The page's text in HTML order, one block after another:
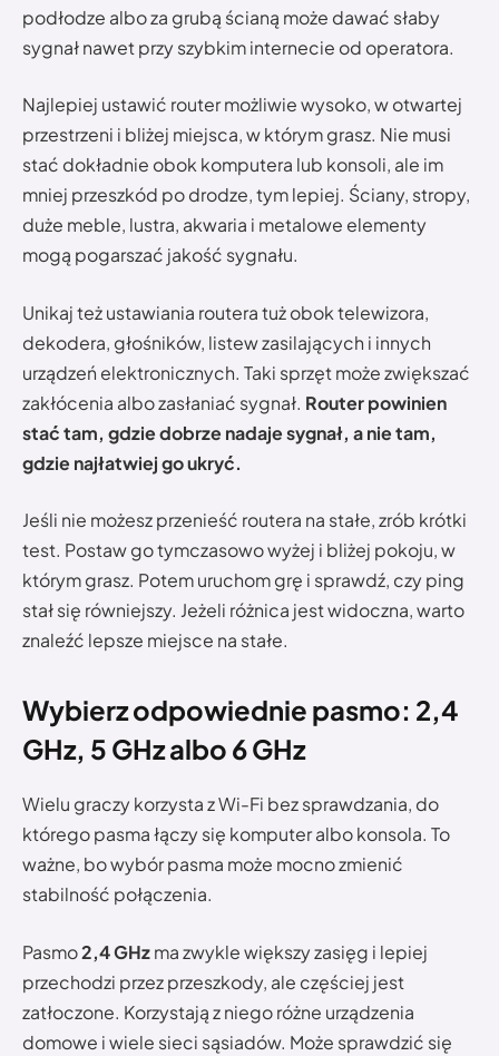
podłodze albo za grubą ścianą może dawać słaby
sygnał nawet przy szybkim internecie od operatora.
Najlepiej ustawić router możliwie wysoko, w otwartej
przestrzeni i bliżej miejsca, w którym grasz. Nie musi
stać dokładnie obok komputera lub konsoli, ale im
mniej przeszkód po drodze, tym lepiej. Ściany, stropy,
duże meble, lustra, akwaria i metalowe elementy
mogą pogarszać jakość sygnału.
Unikaj też ustawiania routera tuż obok telewizora,
dekodera, głośników, listew zasilających i innych
urządzeń elektronicznych. Taki sprzęt może zwiększać
zakłócenia albo zasłaniać sygnał. Router powinien
stać tam, gdzie dobrze nadaje sygnał, a nie tam,
gdzie najłatwiej go ukryć.
Jeśli nie możesz przenieść routera na stałe, zrób krótki
test. Postaw go tymczasowo wyżej i bliżej pokoju, w
którym grasz. Potem uruchom grę i sprawdź, czy ping
stał się równiejszy. Jeżeli różnica jest widoczna, warto
znaleźć lepsze miejsce na stałe.
Wybierz odpowiednie pasmo: 2,4
GHz, 5 GHz albo 6 GHz
Wielu graczy korzysta z Wi-Fi bez sprawdzania, do
którego pasma łączy się komputer albo konsola. To
ważne, bo wybór pasma może mocno zmienić
stabilność połączenia.
Pasmo2,4 GHzma zwykle większy zasięg i lepiej
przechodzi przez przeszkody, ale częściej jest
zatłoczone. Korzystają z niego różne urządzenia
domowe i wiele sieci sąsiadów. Może sprawdzić się